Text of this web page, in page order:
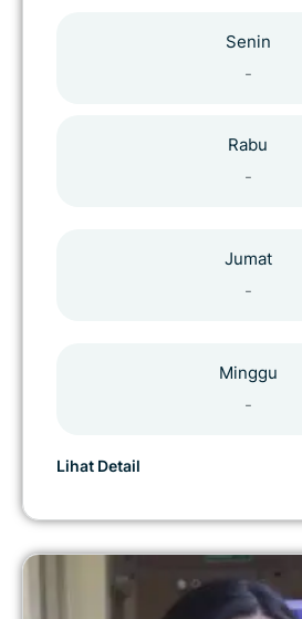
Senin
-
Rabu
-
Jumat
-
Minggu
-
Lihat Detail